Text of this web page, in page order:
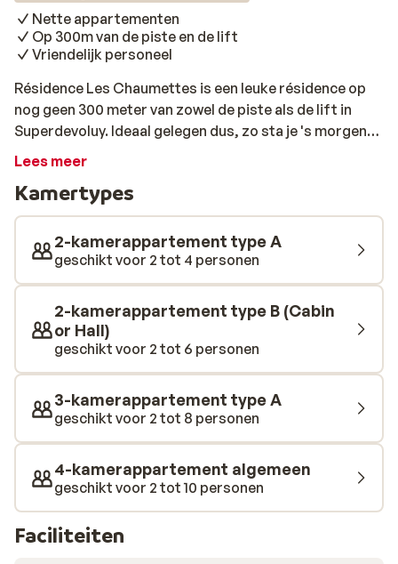
Nette appartementen
Op 300m van de piste en de lift
Vriendelijk personeel
Résidence Les Chaumettes is een leuke résidence op
nog geen 300 meter van zowel de piste als de lift in
Superdevoluy. Ideaal gelegen dus, zo sta je 's morgens
zo bovenaan je eerste afdaling. De sfeervolle
verblijf zo comfortabel mogelijk te maken. De
résidence ligt op loopafstand van het centrum. Hier
vind je vele restaurants en bars waar je na een dag op
de pistes kunt bijkomen onder het genot van een hapje
en drankje. Geniet van een onbezorgde
wintersportvakantie in Résidence Les Chaumettes!
Lees meer
Kamertypes
2-kamerappartement type A
geschikt voor 2 tot 4 personen
2-kamerappartement type B (Cabin
or Hall)
geschikt voor 2 tot 6 personen
3-kamerappartement type A
geschikt voor 2 tot 8 personen
4-kamerappartement algemeen
geschikt voor 2 tot 10 personen
Faciliteiten